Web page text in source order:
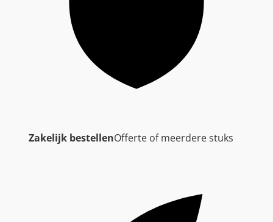
Zakelijk bestellenOfferte of meerdere stuks